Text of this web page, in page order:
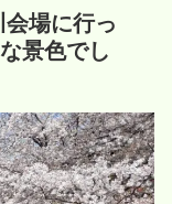
場に行っ
景色でし